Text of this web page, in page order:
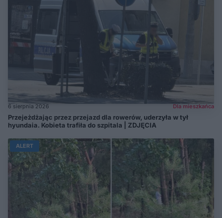
6 sierpnia 2026 Dla mieszkańca
Przejeżdżając przez przejazd dla rowerów, uderzyła w tył
hyundaia. Kobieta trafiła do szpitala | ZDJĘCIA
ALERT